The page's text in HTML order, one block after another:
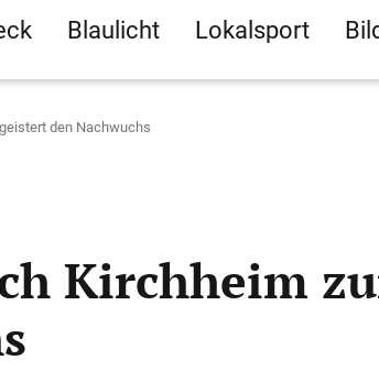
Blaulicht Lokalsport
den Nachwuchs
Kirchheim